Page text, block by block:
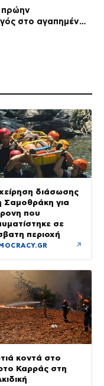
πρώην
στο αγαπημένο
διάσωσης
Σαμοθράκη για
που
σε
περιοχή
↗
κοντά στο
Καρράς στη